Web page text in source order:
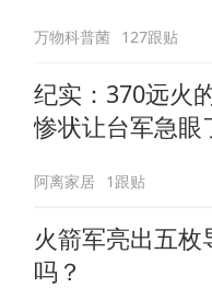
万物科普菌 127跟贴
纪实：370远火
惨状让台军急眼
阿离家居 1跟贴
火箭军亮出五
吗？